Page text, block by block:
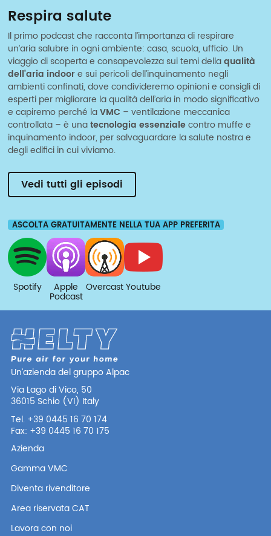
Respira salute
Il primo podcast che racconta l’importanza di respirare
un’aria salubre in ogni ambiente: casa, scuola, ufficio. Un
viaggio di scoperta e consapevolezza sui temi dellaqualità
dell’aria indoore sui pericoli dell’inquinamento negli
ambienti confinati, dove condivideremo opinioni e consigli di
esperti per migliorare la qualità dell’aria in modo significativo
e capiremo perché laVMC – ventilazione meccanica
controllata – è unatecnologia essenzialecontro muffe e
inquinamento indoor, per salvaguardare la salute nostra e
degli edifici in cui viviamo.
Vedi tutti gli episodi
ASCOLTA GRATUITAMENTE NELLA TUA APP PREFERITA
Spotify Apple
Podcast
OvercastYoutube
Un’azienda del gruppo Alpac
Via Lago di Vico, 50
36015 Schio (VI) Italy
Tel. +39 0445 16 70 174
Fax: +39 0445 16 70 175
Azienda
Gamma VMC
Diventa rivenditore
Area riservata CAT
Lavora con noi